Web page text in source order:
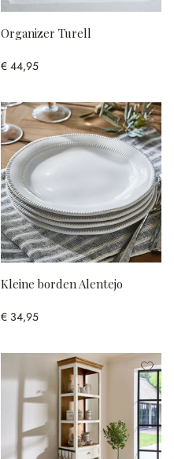
Organizer Turell
€ 44,95
Kleine borden Alentejo
€ 34,95